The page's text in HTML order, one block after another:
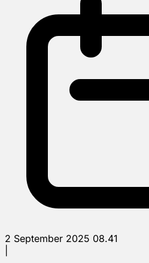
2 September 2025 08.41